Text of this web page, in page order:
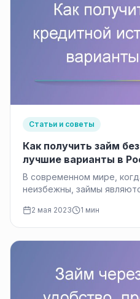
Статьи и советы
Как получить займ
лучшие варианты в
В современном мире,
неизбежны, займы
Однако, при отсутствии…
2 мая 2023 1 мин